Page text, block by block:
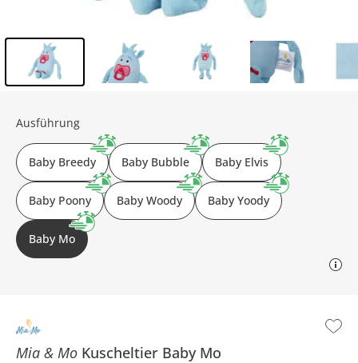
Mia & Mo Kuscheltier Baby Mo
Ausführung
Baby Breedy Baby Bubble Baby Elvis
Baby Poony Baby Woody Baby Yoody
Baby Mo